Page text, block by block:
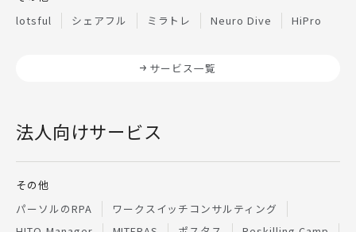
lotsful
シェアフル ミラトレ Neuro Dive HiPro
サービス一覧
法人向けサービス
その他
パーソルのRPA
ワークスイッチコンサルティング